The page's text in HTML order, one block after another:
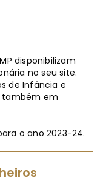
disponibilizam
no seu site.
de Infância e
também em
o ano 2023-24.